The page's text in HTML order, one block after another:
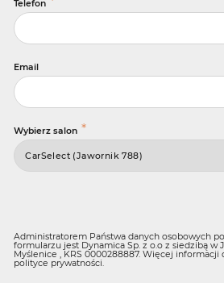
Telefon
Email
Wybierz salon *
Administratorem Państwa danych osobowych
formularzu jest Dynamica Sp. z o.o z siedzibą w
Myślenice , KRS 0000288887. Więcej informacji
polityce prywatności